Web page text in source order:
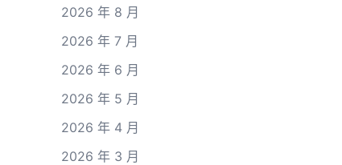
2026 年 8 月
2026 年 7 月
2026 年 6 月
2026 年 5 月
2026 年 4 月
2026 年 3 月